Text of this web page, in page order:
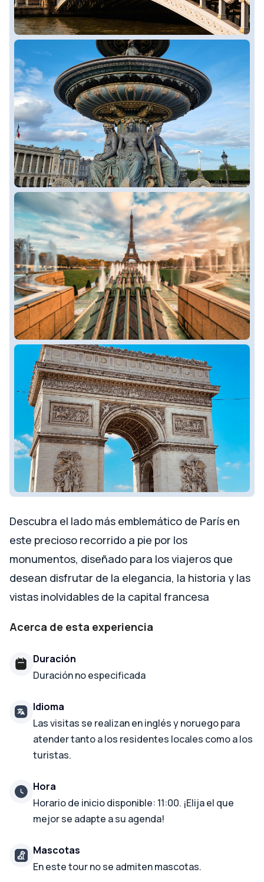
Descubra el lado más emblemático de París en
este precioso recorrido a pie por los
monumentos, diseñado para los viajeros que
desean disfrutar de la elegancia, la historia y las
vistas inolvidables de la capital francesa
Acerca de esta experiencia
Duración
Duración no especificada
Idioma
Las visitas se realizan en inglés y noruego para
atender tanto a los residentes locales como a los
turistas.
Hora
Horario de inicio disponible: 11:00. ¡Elija el que
mejor se adapte a su agenda!
Mascotas
En este tour no se admiten mascotas.